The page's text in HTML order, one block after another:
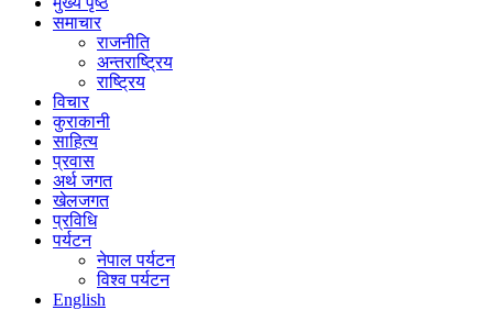
समाचार
राजनीति
अन्तराष्ट्रिय
राष्ट्रिय
विचार
कुराकानी
साहित्य
प्रवास
अर्थ जगत
खेलजगत
प्रविधि
पर्यटन
नेपाल पर्यटन
विश्व पर्यटन
English